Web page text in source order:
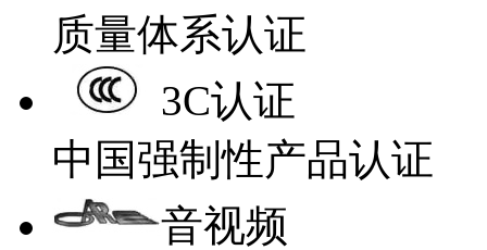
质量体系认证
3C认证
中国强制性产品认证
音视频